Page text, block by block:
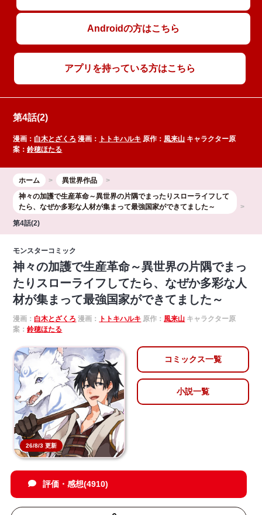
Androidの方はこちら
アプリを持っている方はこちら
第4話(2)
漫画：白木とざくろ 漫画： トトキハルキ 原作： 風来山 キャラクター原
案：鈴穂ほたる
ホーム
異世界作品
神々の加護で生産革命～異世界の片隅でまったりスローライフして
たら、なぜか多彩な人材が集まって最強国家ができてました～
第4話(2)
モンスターコミック
神々の加護で生産革命～異世界の片隅でまっ
たりスローライフしてたら、なぜか多彩な人
材が集まって最強国家ができてました～
漫画：白木とざくろ 漫画： トトキハルキ 原作： 風来山 キャラクター原
案：鈴穂ほたる
26/8/3 更新
コミックス一覧
小説一覧
評価・感想(4910)